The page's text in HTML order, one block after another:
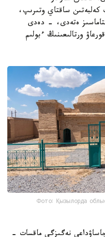
ساقتاي وتىرىپ،
ەتەدى، - دەدى
ورتالىعىنىڭ ءبولىم
Фото: Қызылорда
جاساۋداعى نەگىزگى ماقسات -